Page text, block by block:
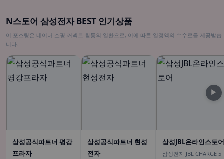
N스토어 삼성전자 BEST 인기상품
이 포스팅은 네이버 쇼핑 커넥트 활동의 일환으로, 이에 따른 일정액의 수수료를 제공받습
니다.
삼성공식파트너 평강
프라자
삼성공식파트너 현성
전자
삼성JBL온라인스토어
삼성전자 JBL CHARGE 5
▶